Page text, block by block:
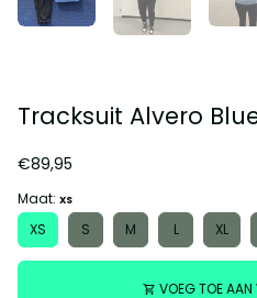
Tracksuit Alvero
€89,95
Maat: XS
XS S M L XL
shopping_cart VOEG TOE AAN